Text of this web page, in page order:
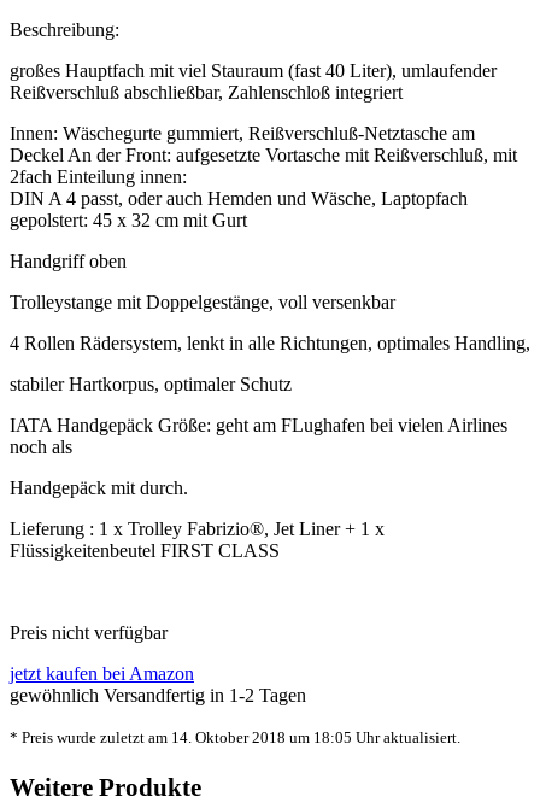
Beschreibung:
großes Hauptfach mit viel Stauraum (fast 40 Liter), umlaufender
Reißverschluß abschließbar, Zahlenschloß integriert
Innen: Wäschegurte gummiert, Reißverschluß-Netztasche am
Deckel An der Front: aufgesetzte Vortasche mit Reißverschluß, mit
2fach Einteilung innen:
DIN A 4 passt, oder auch Hemden und Wäsche, Laptopfach
gepolstert: 45 x 32 cm mit Gurt
Handgriff oben
Trolleystange mit Doppelgestänge, voll versenkbar
4 Rollen Rädersystem, lenkt in alle Richtungen, optimales Handling,
stabiler Hartkorpus, optimaler Schutz
IATA Handgepäck Größe: geht am FLughafen bei vielen Airlines
noch als
Handgepäck mit durch.
Lieferung : 1 x Trolley Fabrizio®, Jet Liner + 1 x
Flüssigkeitenbeutel FIRST CLASS
Preis nicht verfügbar
jetzt kaufen bei Amazon
gewöhnlich Versandfertig in 1-2 Tagen
* Preis wurde zuletzt am 14. Oktober 2018 um 18:05 Uhr aktualisiert.
Weitere Produkte